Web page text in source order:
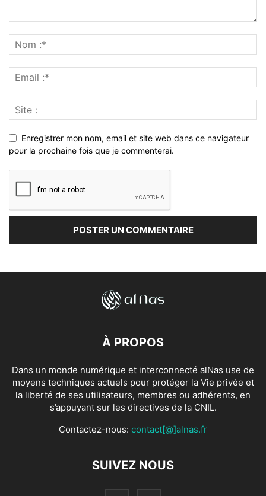
Enregistrer mon nom, email et site web dans ce navigateur
pour la prochaine fois que je commenterai.
À PROPOS
Dans un monde numérique et interconnecté alNas use de
moyens techniques actuels pour protéger la Vie privée et
la liberté de ses utilisateurs, membres ou adhérents, en
s’appuyant sur les directives de la CNIL.
Contactez-nous: contact[@]alnas.fr
SUIVEZ NOUS